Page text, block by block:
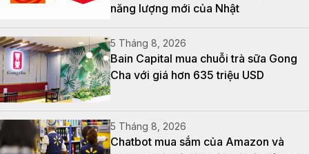
năng lượng mới của Nhật
5 Tháng 8, 2026
Bain Capital mua chuỗi trà sữa Gong
Cha với giá hơn 635 triệu USD
5 Tháng 8, 2026
Chatbot mua sắm của Amazon và